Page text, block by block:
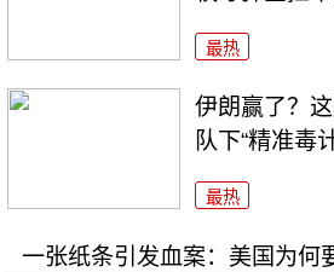
最热
伊朗赢了？
队下“精准毒
最热
一张纸条引发血案：美国为何